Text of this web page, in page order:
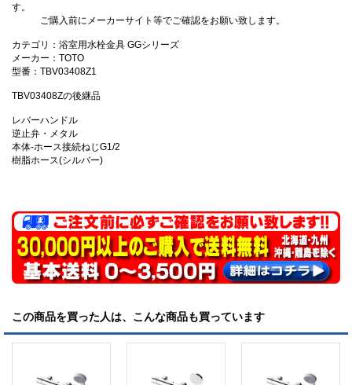
す。
ご購入前にメーカーサイト等でご確認をお願い致します。
カテゴリ：浴室用水栓金具 GGシリーズ
メーカー：TOTO
型番：TBV03408Z1
TBV03408Zの後継品
レバーハンドル
逆止弁・メタル
本体-ホース接続ねじG1/2
樹脂ホース(シルバー)
この商品を買った人は、こんな商品も買っています